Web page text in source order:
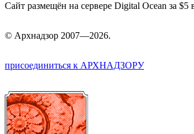
Сайт размещён на сервере Digital Ocean за
© Архнадзор 2007—2026.
присоединиться к АРХНАДЗОРУ